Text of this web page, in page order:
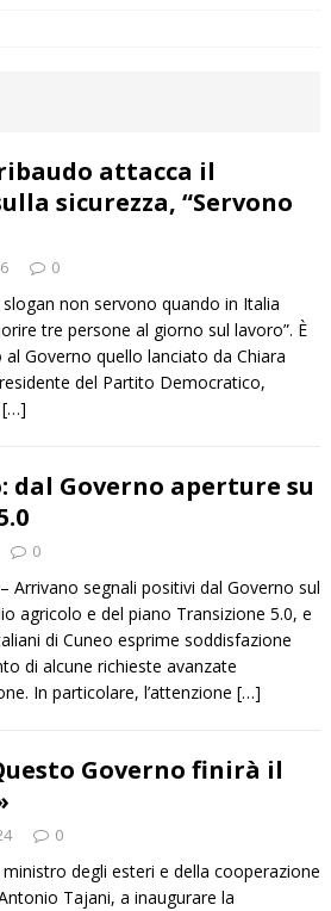
ALBA
a Scaparoni per i lavori della nuova
al passaporto italiano: la bella storia di
e dell’Amministrazione comunale alla
attacca il
sicurezza, “Servono
0
slogan non servono quando in Italia
tre persone al giorno sul lavoro”. È
Governo quello lanciato da Chiara
del Partito Democratico,
[…]
dal Governo aperture su
0
Arrivano segnali positivi dal Governo sul
agricolo e del piano Transizione 5.0, e
di Cuneo esprime soddisfazione
di alcune richieste avanzate
In particolare, l’attenzione […]
Governo finirà il
0
degli esteri e della cooperazione
Tajani, a inaugurare la